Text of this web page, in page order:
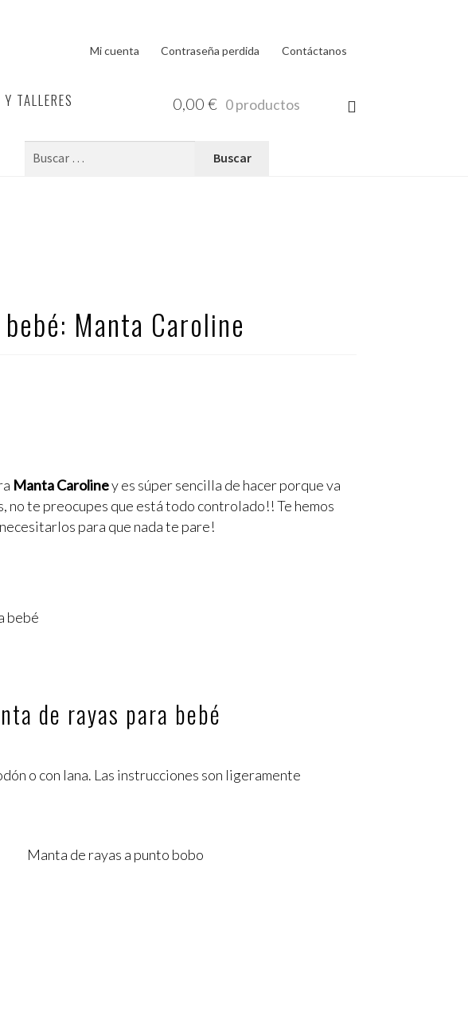
Mi cuenta Contraseña perdida Contáctanos
TALLERES 0,00 € 0 productos
Manta Caroline
Manta Caroliney es súper sencilla de hacer porque va
no te preocupes que está todo controlado!! Te hemos
para que nada te pare!
de rayas para bebé
o con lana. Las instrucciones son ligeramente